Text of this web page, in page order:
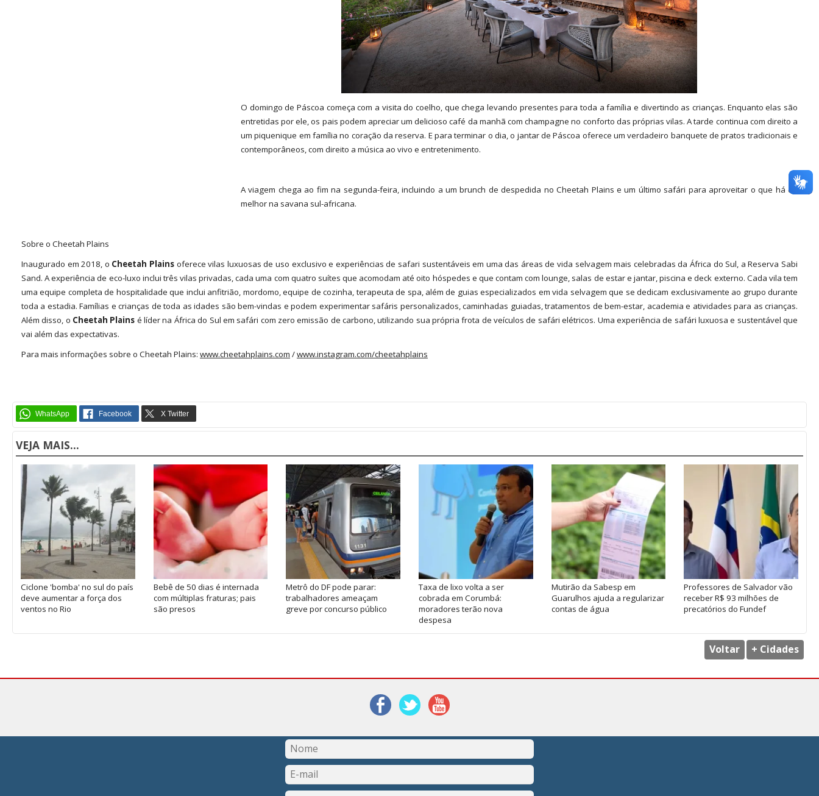
O domingo de Páscoa começa com a visita do coelho, que chega levando presentes para toda a família e divertindo as crianças. Enquanto elas são
entretidas por ele, os pais podem apreciar um delicioso café da manhã com champagne no conforto das próprias vilas. A tarde continua com direito a
um piquenique em família no coração da reserva. E para terminar o dia, o jantar de Páscoa oferece um verdadeiro banquete de pratos tradicionais e
contemporâneos, com direito a música ao vivo e entretenimento.
A viagem chega ao fim na segunda-feira, incluindo a um brunch de despedida no Cheetah Plains e um último safári para aproveitar o que há de
melhor na savana sul-africana.
Sobre o Cheetah Plains
Inaugurado em 2018, o Cheetah Plainsoferece vilas luxuosas de uso exclusivo e experiências de safari sustentáveis em uma das áreas de vida selvagem mais celebradas da África do Sul, a Reserva Sabi
Sand. A experiência de eco-luxo inclui três vilas privadas, cada uma com quatro suítes que acomodam até oito hóspedes e que contam com lounge, salas de estar e jantar, piscina e deck externo. Cada vila tem
uma equipe completa de hospitalidade que inclui anfitrião, mordomo, equipe de cozinha, terapeuta de spa, além de guias especializados em vida selvagem que se dedicam exclusivamente ao grupo durante
toda a estadia. Famílias e crianças de toda as idades são bem-vindas e podem experimentar safáris personalizados, caminhadas guiadas, tratamentos de bem-estar, academia e atividades para as crianças.
Além disso, o Cheetah Plains é líder na África do Sul em safári com zero emissão de carbono, utilizando sua própria frota de veículos de safári elétricos. Uma experiência de safári luxuosa e sustentável que
vai além das expectativas.
Para mais informações sobre o Cheetah Plains: www.cheetahplains.com /www.instagram.com/cheetahplains
VEJA MAIS...
Ciclone 'bomba' no sul do país
deve aumentar a força dos
ventos no Rio
Bebê de 50 dias é internada
com múltiplas fraturas; pais
são presos
Metrô do DF pode parar:
trabalhadores ameaçam
greve por concurso público
Taxa de lixo volta a ser
cobrada em Corumbá:
moradores terão nova
despesa
Mutirão da Sabesp em
Guarulhos ajuda a regularizar
contas de água
Professores de Salvador vão
receber R$ 93 milhões de
precatórios do Fundef
Voltar + Cidades